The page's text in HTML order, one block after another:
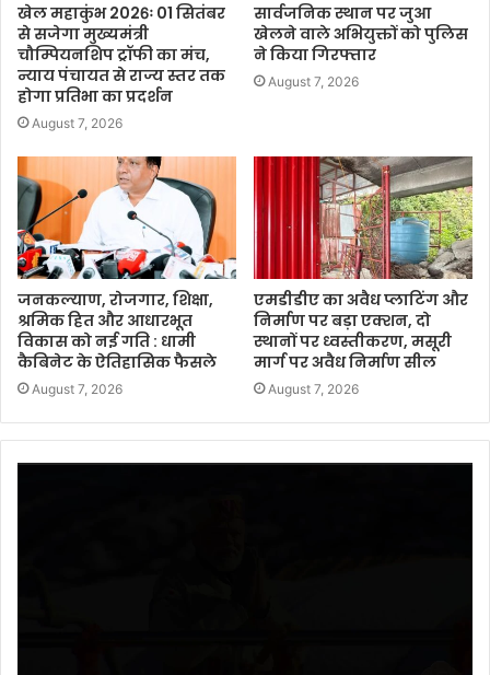
खेल महाकुंभ 2026ः 01 सितंबर
से सजेगा मुख्यमंत्री
चौम्पियनशिप ट्रॉफी का मंच,
न्याय पंचायत से राज्य स्तर तक
होगा प्रतिभा का प्रदर्शन
August 7, 2026
सार्वजनिक स्थान पर जुआ
खेलने वाले अभियुक्तों को पुलिस
ने किया गिरफ्तार
August 7, 2026
जनकल्याण, रोजगार, शिक्षा,
श्रमिक हित और आधारभूत
विकास को नई गति : धामी
कैबिनेट के ऐतिहासिक फैसले
August 7, 2026
एमडीडीए का अवैध प्लाटिंग और
निर्माण पर बड़ा एक्शन, दो
स्थानों पर ध्वस्तीकरण, मसूरी
मार्ग पर अवैध निर्माण सील
August 7, 2026